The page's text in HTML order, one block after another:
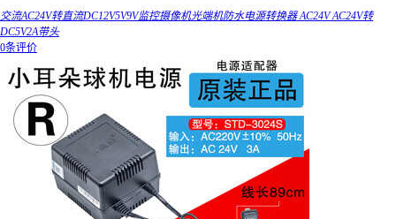
交流AC24V转直流DC12V5V9V监控摄像机光端机防水电源转换器 AC24V AC24V转
DC5V2A带头
0条评价